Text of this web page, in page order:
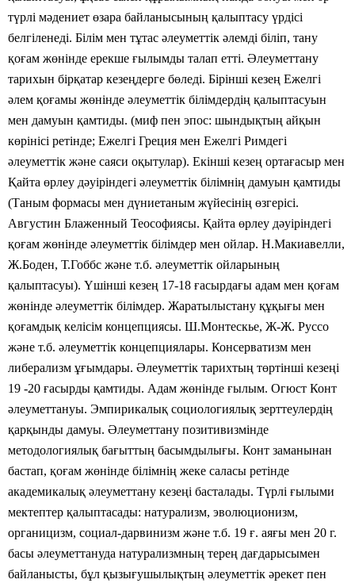
түрлі мәдениет өзара байланысының қалыптасу үрдісі
белгіленеді. Білім мен тұтас әлеуметтік әлемді біліп, тану
қоғам жөнінде ерекше ғылымды талап етті. Әлеуметтану
тарихын бірқатар кезеңдерге бөледі. Бірінші кезең Ежелгі
әлем қоғамы жөнінде әлеуметтік білімдердің қалыптасуын
мен дамуын қамтиды. (миф пен эпос: шындықтың айқын
көрінісі ретінде; Ежелгі Греция мен Ежелгі Римдегі
әлеуметтік және саяси оқытулар). Екінші кезең ортағасыр мен
Қайта өрлеу дәуіріндегі әлеуметтік білімнің дамуын қамтиды
(Таным формасы мен дүниетаным жүйесінің өзгерісі.
Августин Блаженный Теософиясы. Қайта өрлеу дәуіріндегі
қоғам жөнінде әлеуметтік білімдер мен ойлар. Н.Макиавелли,
Ж.Боден, Т.Гоббс және т.б. әлеуметтік ойларының
қалыптасуы). Үшінші кезең 17-18 ғасырдағы адам мен қоғам
жөнінде әлеуметтік білімдер. Жаратылыстану құқығы мен
қоғамдық келісім концепциясы. Ш.Монтескье, Ж-Ж. Руссо
және т.б. әлеуметтік концепциялары. Консерватизм мен
либерализм ұғымдары. Әлеуметтік тарихтың төртінші кезеңі
19 -20 ғасырды қамтиды. Адам жөнінде ғылым. Огюст Конт
әлеуметтануы. Эмпирикалық социологиялық зерттеулердің
қарқынды дамуы. Әлеуметтану позитивизмінде
методологиялық бағыттың басымдылығы. Конт заманынан
бастап, қоғам жөнінде білімнің жеке саласы ретінде
академикалық әлеуметтану кезеңі басталады. Түрлі ғылыми
мектептер қалыптасады: натурализм, эволюционизм,
органицизм, социал-дарвинизм және т.б. 19 ғ. аяғы мен 20 г.
басы әлеуметтануда натурализмның терең дағдарысымен
байланысты, бұл қызығушылықтың әлеуметтік әрекет пен